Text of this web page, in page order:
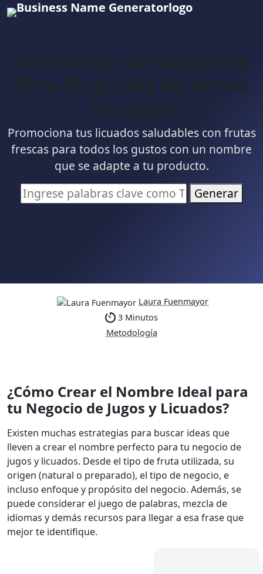
Generador de Nombres
Para Negocios de Venta
de Jugos
Promociona tus licuados saludables con frutas
frescas para todos los gustos con un nombre
que se adapte a tu producto.
Generar
Laura Fuenmayor
3 Minutos
Metodología
¿Cómo Crear el Nombre Ideal para
tu Negocio de Jugos y Licuados?
Existen muchas estrategias para buscar ideas que
lleven a crear el nombre perfecto para tu negocio de
jugos y licuados. Desde el tipo de fruta utilizada, su
origen (natural o preparado), el tipo de negocio, e
incluso enfoque y propósito del negocio. Además, se
puede considerar el juego de palabras, mezcla de
idiomas y demás recursos para llegar a esa frase que
mejor te identifique.